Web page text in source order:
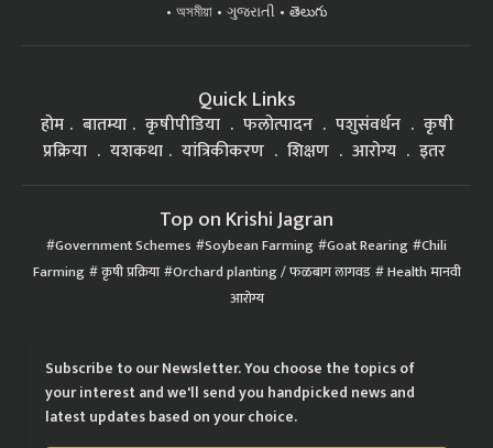
অসমীয়া
ગુજરાતી తెలుగు
Quick Links
होम बातम्या कृषीपीडिया फलोत्पादन पशुसंवर्धन
कृषी
प्रक्रिया
यशकथा यांत्रिकीकरण शिक्षण आरोग्य इतर
Top on Krishi Jagran
Government Schemes Soybean Farming Goat Rearing Chili
Farming कृषी प्रक्रिया Orchard planting / फळबाग लागवड Health मानवी
आरोग्य
Subscribe to our Newsletter. You choose the topics of
your interest and we'll send you handpicked news and
latest updates based on your choice.